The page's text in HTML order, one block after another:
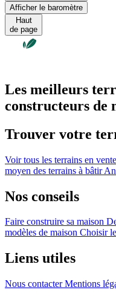
Afficher le baromètre
Haut
de page
Les meilleurs
constructeurs de
Trouver votre
Voir tous les terrains en vente
moyen des terrains à bâtir
Nos conseils
Faire construire sa maison
modèles de maison Choisir
Liens utiles
Nous contacterMentions